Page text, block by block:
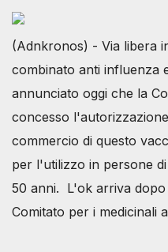
(Adnkronos) - Via libera
combinato anti influenza
annunciato oggi che la
concesso
commercio di questo
per l'utilizzo in persone
50 anni. L'ok arriva
Comitato per i medicinali